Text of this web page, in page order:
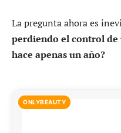
La pregunta ahora es
perdiendo el control
hace apenas un año?
ONLYBEAUTY